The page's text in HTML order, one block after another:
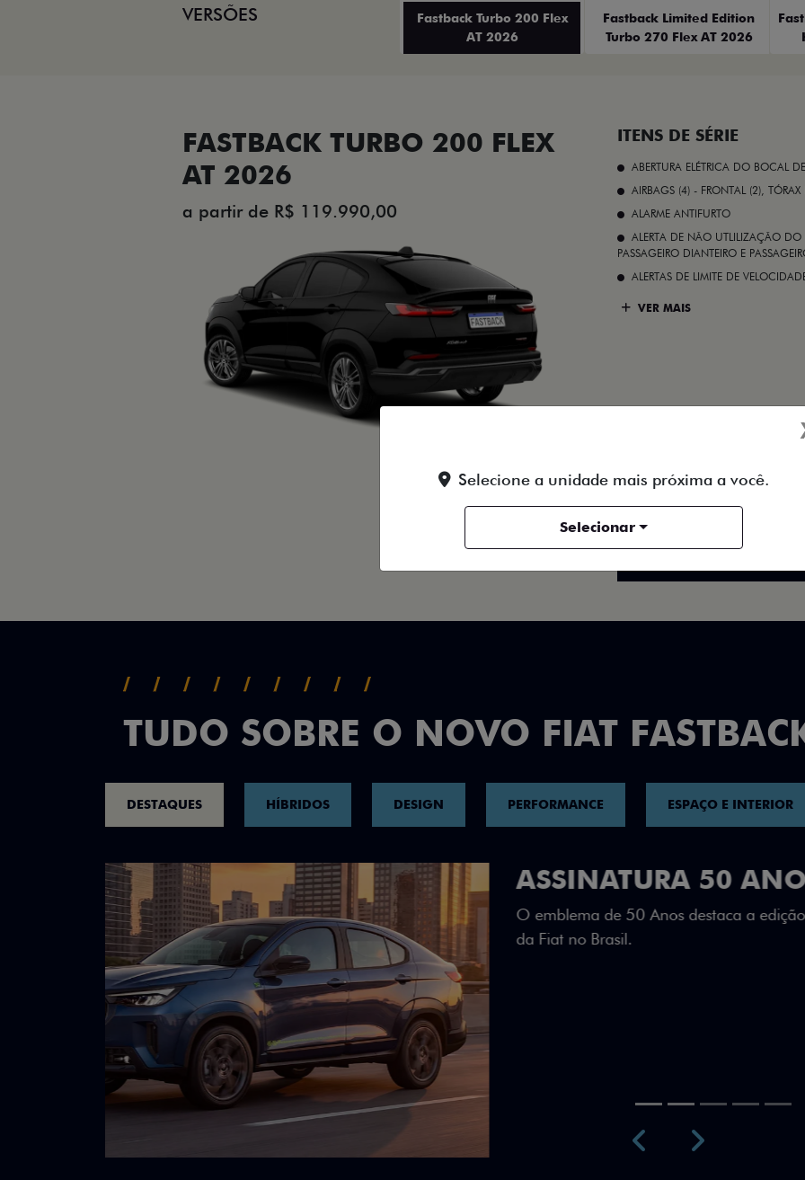
VERSÕES
Fastback Turbo 200 Flex
AT 2026
Fastback Limited Edition
Turbo 270 Flex AT 2026
FASTBACK TURBO 200 FLEX
AT 2026
a partir de R$ 119.990,00
ITENS DE SÉRIE
ABERTURA ELÉTRICA DO BOCAL
AIRBAGS (4) - FRONTAL (2),
ALARME ANTIFURTO
ALERTA DE NÃO UTLILIZAÇÃO
PASSAGEIRO DIANTEIRO E
ALERTAS DE LIMITE DE
VER MAIS
FICHA TÉCNICA
TUDO SOBRE O NOVO FIAT
DESTAQUES HÍBRIDOS DESIGN PERFORMANCE ESPAÇO E INTERIOR
DESIGN QUE
Teto bicolor, adesivos
uma identidade visual
PreviousNext
Selecione a unidade mais próxima a você.
Selecionar